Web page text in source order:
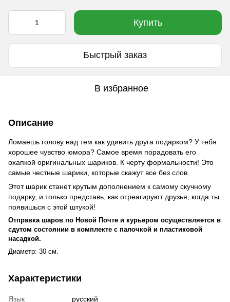
Купить
Быстрый заказ
В избранное
Описание
Ломаешь голову над тем как удивить друга подарком? У тебя
хорошее чувство юмора? Самое время порадовать его
охапкой оригинальных шариков. К черту формальности! Это
самые честные шарики, которые скажут все без слов.
Этот шарик станет крутым дополнением к самому скучному
подарку, и только представь, как отреагируют друзья, когда ты
появишься с этой штукой!
Отправка шаров по Новой Почте и курьером осуществляется в
сдутом состоянии в комплекте с палочкой и пластиковой
насадкой.
Диаметр: 30 см.
Характеристики
Язык
русский